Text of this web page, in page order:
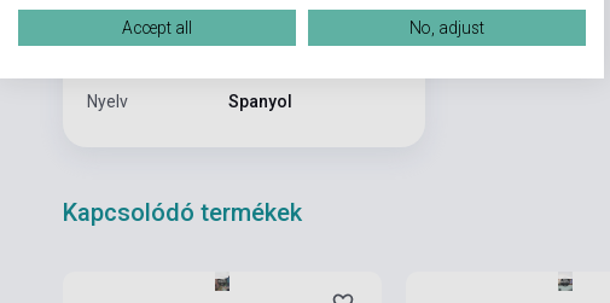
Formátum
Nyelv Spanyol
Kapcsolódó termékek
Accept all No, adjust